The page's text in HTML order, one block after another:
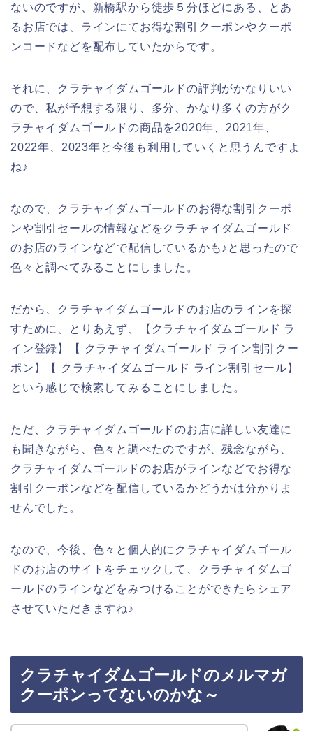
ないのですが、新橋駅から徒歩５分ほどにある、とあ
るお店では、ラインにてお得な割引クーポンやクーポ
ンコードなどを配布していたからです。
それに、クラチャイダムゴールドの評判がかなりいい
ので、私が予想する限り、多分、かなり多くの方がク
ラチャイダムゴールドの商品を2020年、2021年、
2022年、2023年と今後も利用していくと思うんですよ
ね♪
なので、クラチャイダムゴールドのお得な割引クーポ
ンや割引セールの情報などをクラチャイダムゴールド
のお店のラインなどで配信しているかも♪と思ったので
色々と調べてみることにしました。
だから、クラチャイダムゴールドのお店のラインを探
すために、とりあえず、【クラチャイダムゴールド ラ
イン登録】【 クラチャイダムゴールド ライン割引クー
ポン】【 クラチャイダムゴールド ライン割引セール】
という感じで検索してみることにしました。
ただ、クラチャイダムゴールドのお店に詳しい友達に
も聞きながら、色々と調べたのですが、残念ながら、
クラチャイダムゴールドのお店がラインなどでお得な
割引クーポンなどを配信しているかどうかは分かりま
せんでした。
なので、今後、色々と個人的にクラチャイダムゴール
ドのお店のサイトをチェックして、クラチャイダムゴ
ールドのラインなどをみつけることができたらシェア
させていただきますね♪
クラチャイダムゴールドのメルマガ
クーポンってないのかな～